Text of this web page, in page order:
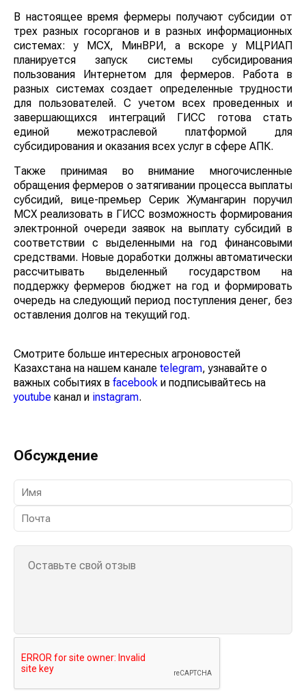
В настоящее время фермеры получают субсидии от
трех разных госорганов и в разных информационных
системах: у МСХ, МинВРИ, а вскоре у МЦРИАП
планируется запуск системы субсидирования
пользования Интернетом для фермеров. Работа в
разных системах создает определенные трудности
для пользователей. С учетом всех проведенных и
завершающихся интеграций ГИСС готова стать
единой межотраслевой платформой для
субсидирования и оказания всех услуг в сфере АПК.
Также принимая во внимание многочисленные
обращения фермеров о затягивании процесса выплаты
субсидий, вице-премьер Серик Жумангарин поручил
МСХ реализовать в ГИСС возможность формирования
электронной очереди заявок на выплату субсидий в
соответствии с выделенными на год финансовыми
средствами. Новые доработки должны автоматически
рассчитывать выделенный государством на
поддержку фермеров бюджет на год и формировать
очередь на следующий период поступления денег, без
оставления долгов на текущий год.
Смотрите больше интересных агроновостей
Казахстана на нашем канале telegram, узнавайте о
важных событиях в facebook и подписывайтесь на
youtube канал и instagram.
Обсуждение